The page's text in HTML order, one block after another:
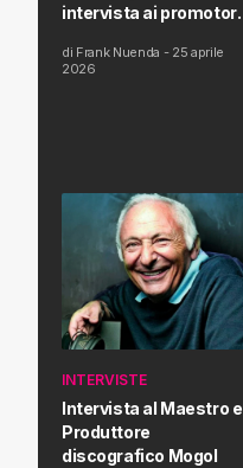
intervista ai promotori
Proposta di Legge
di Frank Nuenda - 25 aprile
2026
INTERVISTE
Intervista al Maestro e
Produttore
discografico Mogol